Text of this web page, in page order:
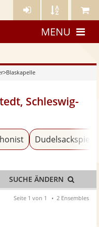
Künstler- Künstler Meine
MENU
>Blaskapelle
Schleswig-
«Blaskapelle»
SUCHE ÄNDERN
Seite 1 von 1 2 Ensembles